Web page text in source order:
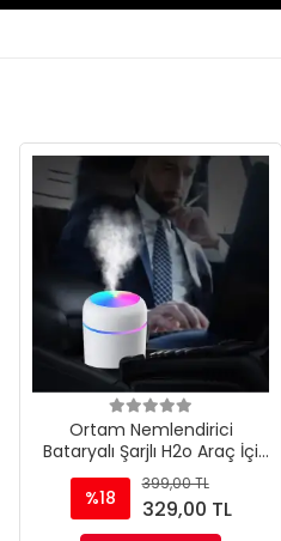
Ortam Nemlendirici
Bataryalı Şarjlı H2o Araç İçi
Ev Ofis Rgb Renkli Işıklı Buhar
makinası
%18
399,00 TL
329,00 TL